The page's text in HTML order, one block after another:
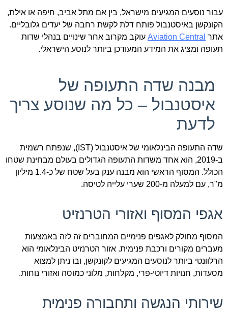
עבור נוסעים המגיעים מישראל, בין אם מתל אביב, חיפה או אילת,
הקונקשן באיסטנבול פותח דלת לקשת רחבה של יעדים גלובליים.
אתר Aviation Central עוקב מקרוב אחר שינויים בנהלי שדות
תעופה ומציג את המידע המעודכן ביותר לנוסע הישראלי.
מבנה שדה התעופה של
איסטנבול – כל מה שנוסע צריך
לדעת
שדה התעופה הבינלאומי של איסטנבול (IST), שנפתח רשמית
ב-2019, הוא אחד משדות התעופה הגדולים בעולם מבחינת שטחו
הכולל. המסוף הראשי הוא מבנה ענק בעל שטח של כ-1.4 מיליון
מ"ר, עם למעלה מ-200 שערי עלייה לטיסה.
אגפי המסוף ואזורי הטרנזיט
המסוף מחולק לאגפים פנימיים המחוברים זה לזה באמצעות
מעברים מקורים ורכבת פנימית. אזור הטרנזיט הבינלאומי הוא
הרלוונטי ביותר לנוסעים המגיעים לקונקשן, ובו ניתן למצוא
מסעדות, חנויות דיוטי-פרי, מקלחות, מלוני כמוסה ואזורי נוחות.
שירותי הנגשה ותחבורה פנימית